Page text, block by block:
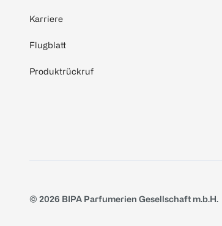
Karriere
Flugblatt
Produktrückruf
© 2026 BIPA Parfumerien Gesellschaft m.b.H.